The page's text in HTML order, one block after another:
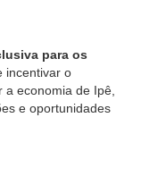
para os
incentivar o
economia de Ipê,
e oportunidades